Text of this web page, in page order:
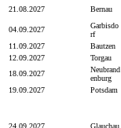
21.08.2027 Bernau
04.09.2027
Garbisdo
rf
11.09.2027
Bautzen
12.09.2027
Torgau
18.09.2027
Neubrand
enburg
19.09.2027
Potsdam
24.09.2027 Glauchau